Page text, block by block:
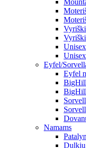
Eyfel/
Eyfel
BigHill
Namams
Dulkių